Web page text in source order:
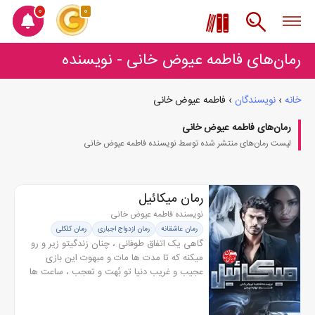
رمان‌های فاطمه عیوض خانی - نویسنده
خانه › نویسندگان › فاطمه عیوض خانی
رمان‌های فاطمه عیوض خانی
لیست رمان‌های منتشر شده توسط نویسنده فاطمه عیوض خانی
رمان میکائیل
نویسنده فاطمه عیوض خانی
رمان عاشقانه رمان ازدواج اجباری رمان کلکلی
گاهی یک اتفاق طوفانی ، چنان زندگیتو زیر و رو
میکنه که تا مدت ها مات و مبهوت این بازی
عجیب و غریب دنیا تو بُهت و تعجب ، ساعت ها
0 0